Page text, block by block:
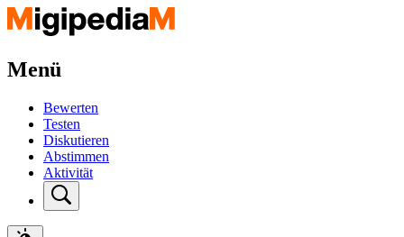
Menü
Bewerten
Testen
Diskutieren
Abstimmen
Aktivität